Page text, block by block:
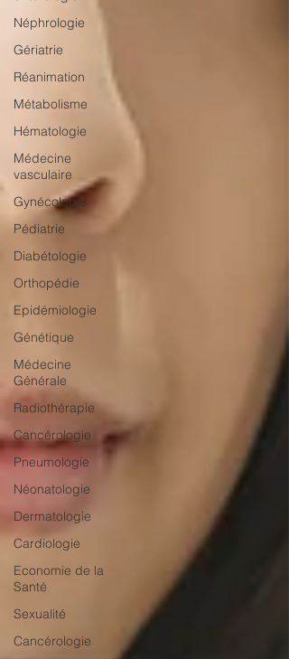
Néphrologie
Gériatrie
Réanimation
Métabolisme
Hématologie
Médecine
vasculaire
Gynécologie
Pédiatrie
Diabétologie
Orthopédie
Epidémiologie
Génétique
Médecine
Générale
Radiothérapie
Cancérologie
Pneumologie
Néonatologie
Dermatologie
Cardiologie
Economie de la
Santé
Sexualité
Cancérologie